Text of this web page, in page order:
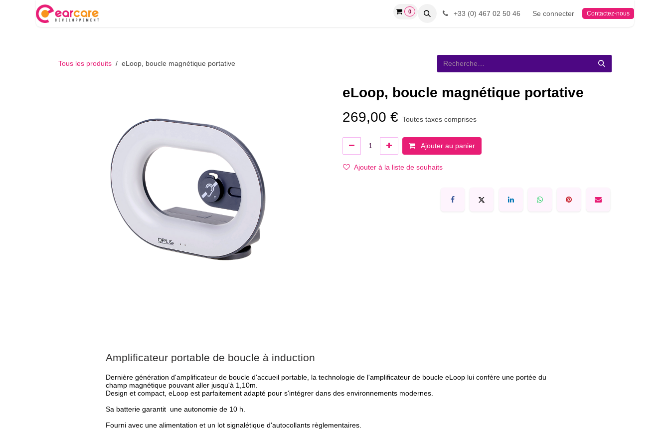
Se rendre au contenu
0 +33 (0) 467 02 50 46 Se connecter Contactez-nous
Tous les produits eLoop, boucle magnétique portative
eLoop, boucle magnétique portative
269,00 € Toutes taxes comprises
Ajouter au panier
Ajouter à la liste de souhaits
Amplificateur portable de boucle à induction
Dernière génération d'amplificateur de boucle d'accueil portable, la technologie de l'amplificateur de boucle eLoop lui confère une portée du
champ magnétique pouvant aller jusqu'à 1,10m.
Design et compact, eLoop est parfaitement adapté pour s'intégrer dans des environnements modernes.
Sa batterie garantit une autonomie de 10 h.
Fourni avec une alimentation et un lot signalétique d'autocollants règlementaires.